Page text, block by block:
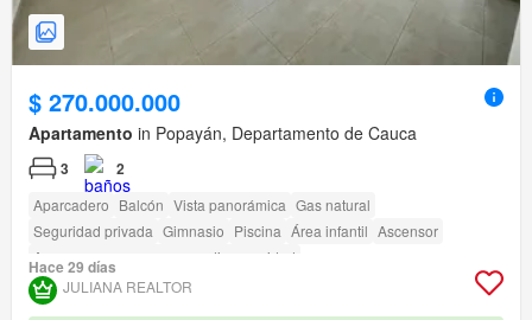
$ 270.000.000
Apartamento in Popayán, Departamento de Cauca
3 2
Aparcadero Balcón Vista panorámica Gas natural
Seguridad privada Gimnasio Piscina Área infantil Ascensor
Acceso para personas con discapacidad
Hace 29 días
JULIANA REALTOR